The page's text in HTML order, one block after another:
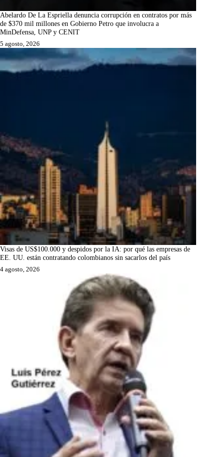
Abelardo De La Espriella denuncia corrupción en contratos por más
de $370 mil millones en Gobierno Petro que involucra a
MinDefensa, UNP y CENIT
5 agosto, 2026
Visas de US$100.000 y despidos por la IA: por qué las empresas de
EE. UU. están contratando colombianos sin sacarlos del país
4 agosto, 2026